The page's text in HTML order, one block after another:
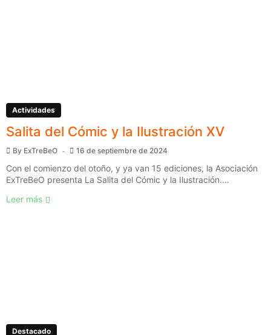
Actividades
Salita del Cómic y la Ilustración XV
By ExTreBeO 16 de septiembre de 2024
Con el comienzo del otoño, y ya van 15 ediciones, la Asociación
ExTreBeO presenta La Salita del Cómic y la Ilustración....
Leer más
Destacado